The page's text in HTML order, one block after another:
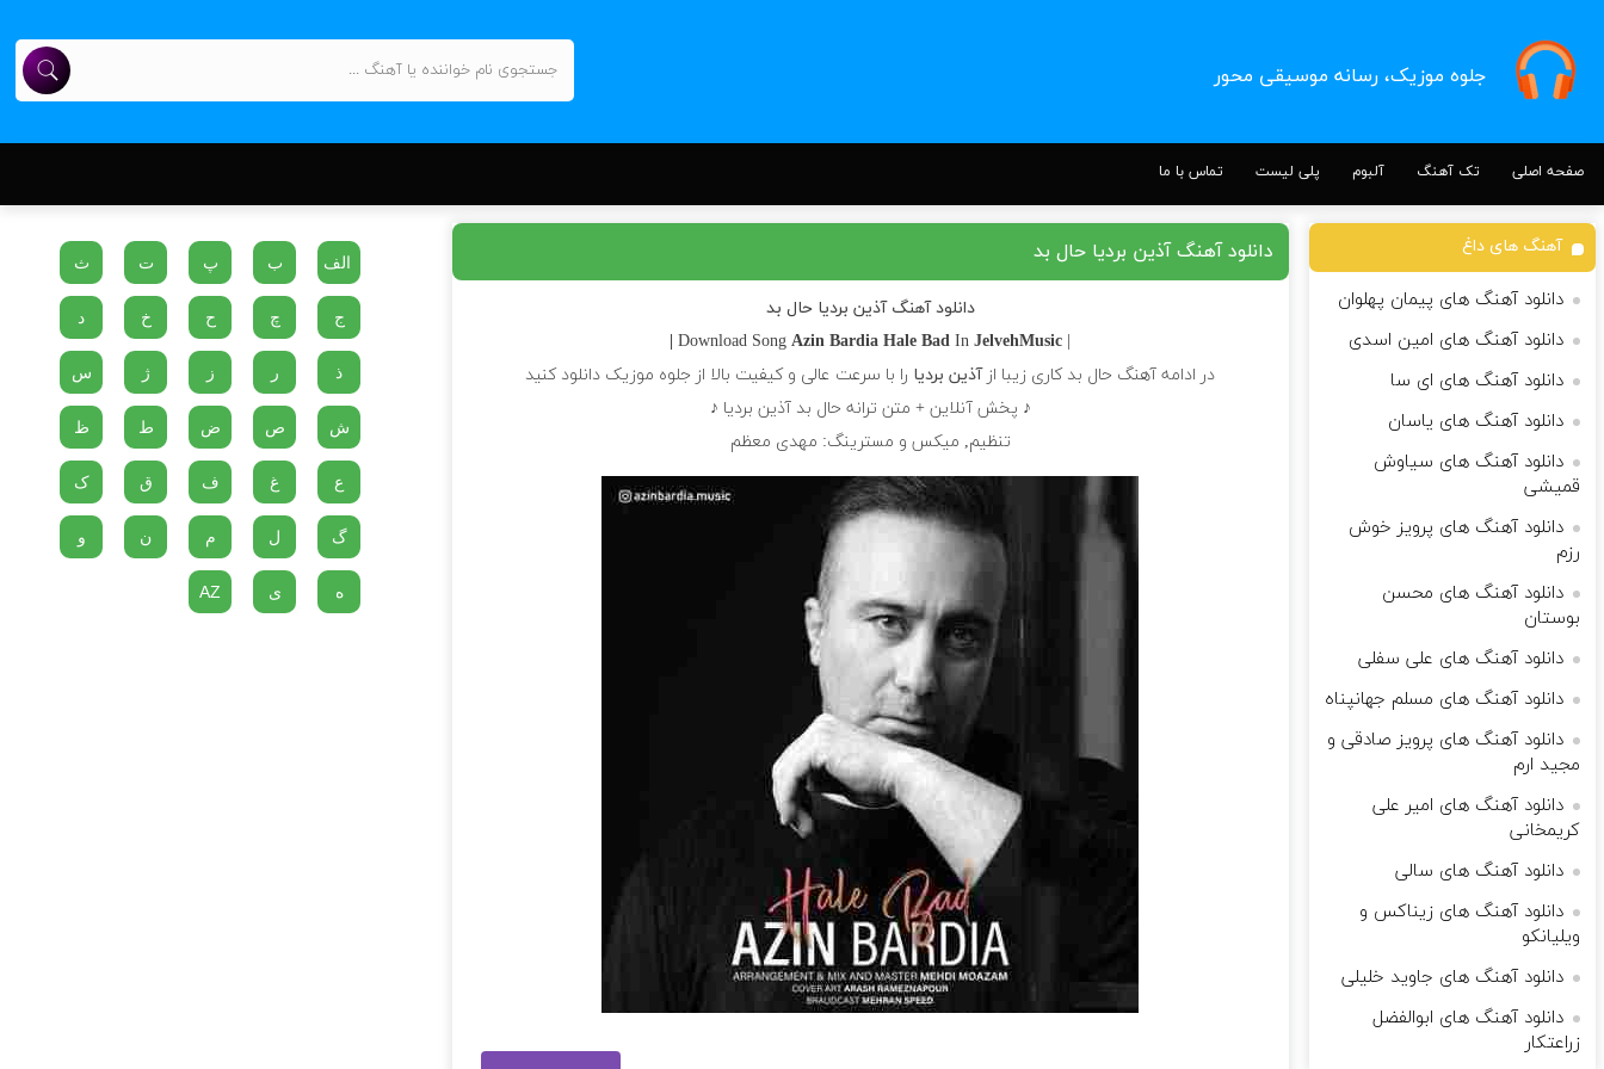
جلوه موزیک، رسانه موسیقی محور
صفحه اصلی تک آهنگ آلبوم پلی لیست تماس با ما
دانلود آهنگ آذین بردیا حال بد
دانلود آهنگ آذین بردیا حال بد
| Download Song
Azin Bardia Hale Bad InJelvehMusic |
در ادامه آهنگ حال بد کاری زیبا ازآذین بردیا را با سرعت عالی و کیفیت بالا از جلوه موزیک دانلود کنید
♪ پخش آنلاین + متن ترانه حال بد آذین بردیا ♪
تنظیم, میکس و مسترینگ: مهدی معظم
آهنگ های داغ
دانلود آهنگ های پیمان پهلوان
دانلود آهنگ های امین اسدی
دانلود آهنگ های ای سا
دانلود آهنگ های یاسان
دانلود آهنگ های سیاوش
قمیشی
دانلود آهنگ های پرویز خوش
رزم
دانلود آهنگ های محسن
بوستان
دانلود آهنگ های علی سفلی
دانلود آهنگ های مسلم جهانپناه
دانلود آهنگ های پرویز صادقی و
مجید ارم
دانلود آهنگ های امیر علی
کریمخانی
دانلود آهنگ های سالی
دانلود آهنگ های زیناکس و
ویلیانکو
دانلود آهنگ های جاوید خلیلی
دانلود آهنگ های ابوالفضل
زراعتکار
الف ب پ ت ث
ج چ ح خ د
ذ ر ز ژ س
ش ص ض ط ظ
ع غ ف ق ک
گ ل م ن و
ه ی AZ